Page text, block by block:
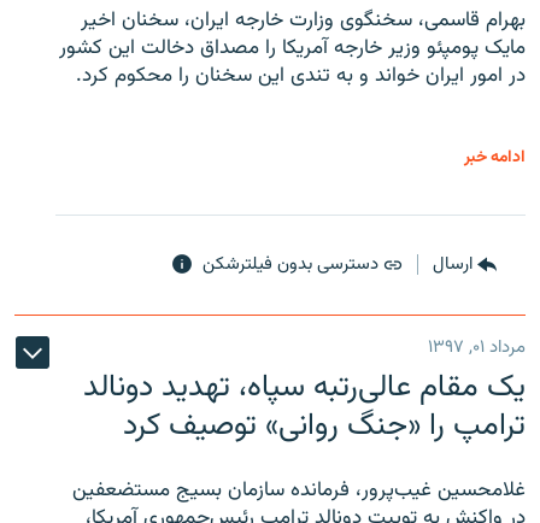
بهرام قاسمی، سخنگوی وزارت خارجه ایران، سخنان اخیر
مایک پومپئو وزیر خارجه آمریکا را مصداق دخالت این کشور
در امور ایران خواند و به تندی این سخنان را محکوم کرد.
ادامه خبر
ارسال دسترسی بدون فیلترشکن
مرداد ۰۱, ۱۳۹۷
یک مقام عالی‌رتبه سپاه، تهدید دونالد
ترامپ را «جنگ روانی» توصیف کرد
غلامحسین غیب‌پرور، فرمانده سازمان بسیج مستضعفین